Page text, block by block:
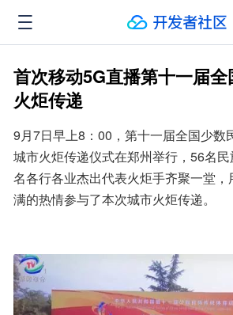
首次移动5G直播第十一届
火炬传递
9月7日早上8：00，第十一届全国少数
城市火炬传递仪式在郑州举行，56名
名各行各业杰出代表火炬手齐聚一堂
满的热情参与了本次城市火炬传递。